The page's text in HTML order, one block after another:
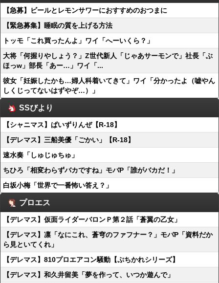
【急募】ビールとレモンサワーにおすすめのおつまに
【緊急募集】睡眠の質を上げる方法
トッモ「これ買ったんよ」ワイ「へーいくら？」
大将「何握りやしょう？」Z世代新人「じゃあサーモンで」社長「ぶ
ほっw」部長「あー…」ワイ「...
彼女「妊娠したかも…婦人科着いてきて」ワイ「分かったよ（嘘やん
しくじってないはずやぞ…）」
SSびより
【シャニマス】ぱいずりんぜ【R-18】
【デレマス】三船美優「ごかい」【R-18】
速水奏「しゅじゅちゅ」
ちひろ「相変わらずバカですね」モバP「誰がバカだ！」
白坂小梅「世界で一番怖い答え？」
プロエス
【デレマス】仮面ライダーバロンＰ第２話「蒼翼の乙女」
【デレマス】凛「なにこれ、蒼穹のファフナー？」モバP「資料だか
ら見といてくれ」
【デレマス】810プロエアコン騒動【ぷちかれシリーズ】
【デレマス】和久井留美「夢を作って、いつか遊んで」